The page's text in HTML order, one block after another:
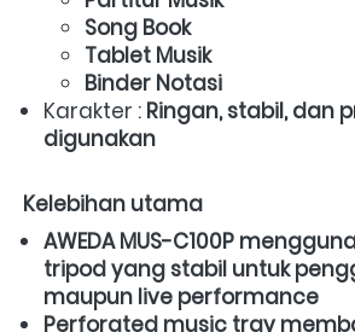
Song Book
Tablet Musik
Binder Notasi
Karakter : Ringan, stabil, dan
digunakan
Kelebihan utama
AWEDA MUS-C100P
tripod yang stabil untuk
maupun live performance
Perforated music tray